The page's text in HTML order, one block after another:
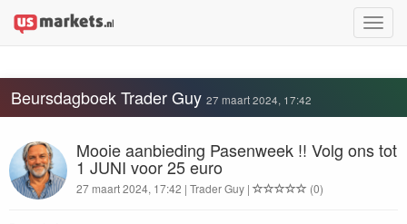
Toggle
Beursdagboek Trader Guy 27 maart 2024, 17:42
Mooie aanbieding Pasenweek !! Volg ons tot
1 JUNI voor 25 euro
27 maart 2024, 17:42 | Trader Guy | (0)